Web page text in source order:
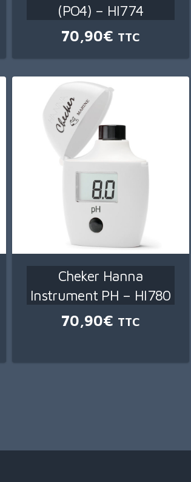
(PO4) – HI774
70,90€ TTC
Cheker Hanna
Instrument PH – HI780
70,90€ TTC